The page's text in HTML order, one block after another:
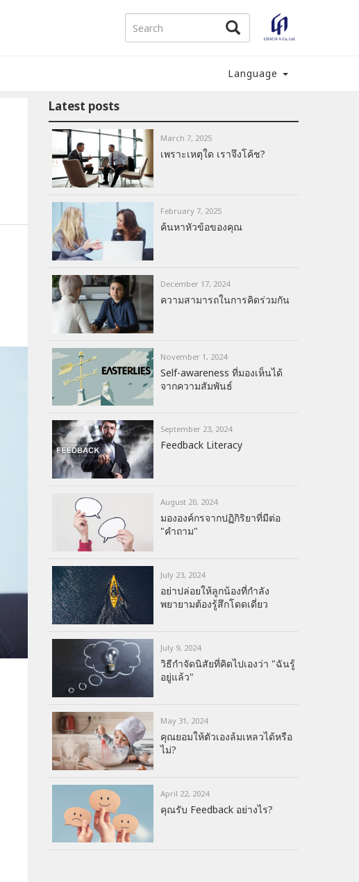
Language
Latest posts
March 7, 2025
เพราะเหตุใด เราจึงโค้ช?
February 7, 2025
ค้นหาหัวข้อของคุณ
December 17, 2024
ความสามารถในการคิดร่วมกัน
November 1, 2024
Self-awareness ที่มองเห็นได้
จากความสัมพันธ์
September 23, 2024
Feedback Literacy
August 20, 2024
มององค์กรจากปฏิกิริยาที่มีต่อ
"คำถาม"
July 23, 2024
อย่าปล่อยให้ลูกน้องที่กำลัง
พยายามต้องรู้สึกโดดเดี่ยว
July 9, 2024
วิธีกำจัดนิสัยที่คิดไปเองว่า "ฉันรู้
อยู่แล้ว"
May 31, 2024
คุณยอมให้ตัวเองล้มเหลวได้หรือ
ไม่?
April 22, 2024
คุณรับ Feedback อย่างไร?